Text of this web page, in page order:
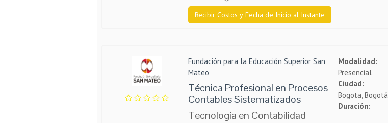
Recibir Costos y Fecha de Inicio al Instante
Fundación para la Educación Superior San
Mateo
Técnica Profesional en Procesos
Contables Sistematizados
Tecnología en Contabilidad
Modalidad:
Presencial
Ciudad:
Bogota, Bogotá
Duración: